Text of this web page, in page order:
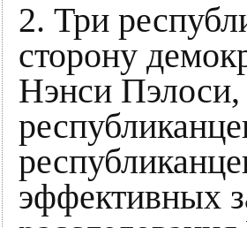
2. Три
сторону
Нэнси Пэлоси,
эффективных